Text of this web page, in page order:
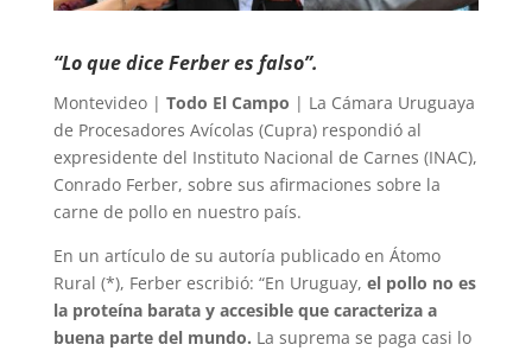
“Lo que dice Ferber es falso”.
Montevideo | Todo El Campo | La Cámara Uruguaya
de Procesadores Avícolas (Cupra) respondió al
expresidente del Instituto Nacional de Carnes (INAC),
Conrado Ferber, sobre sus afirmaciones sobre la
carne de pollo en nuestro país.
En un artículo de su autoría publicado en Átomo
Rural (*), Ferber escribió: “En Uruguay, el pollo no es
la proteína barata y accesible que caracteriza a
buena parte del mundo. La suprema se paga casi lo